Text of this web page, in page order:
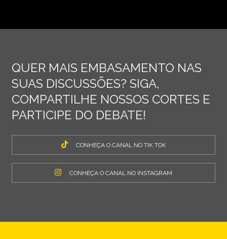
QUER MAIS EMBASAMENTO NAS
SUAS DISCUSSÕES? SIGA,
COMPARTILHE NOSSOS CORTES E
PARTICIPE DO DEBATE!
CONHEÇA O CANAL NO TIK TOK
CONHEÇA O CANAL NO INSTAGRAM